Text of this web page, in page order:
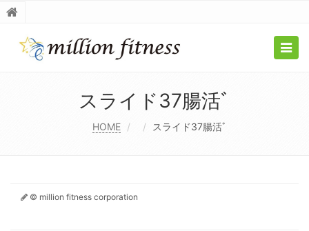
スライド37腸活ﾞ
HOME スライド37腸活ﾞ
© million fitness corporation